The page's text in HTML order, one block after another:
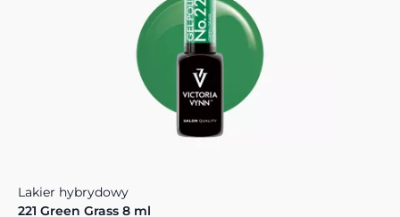
Lakier hybrydowy
221 Green Grass 8 ml